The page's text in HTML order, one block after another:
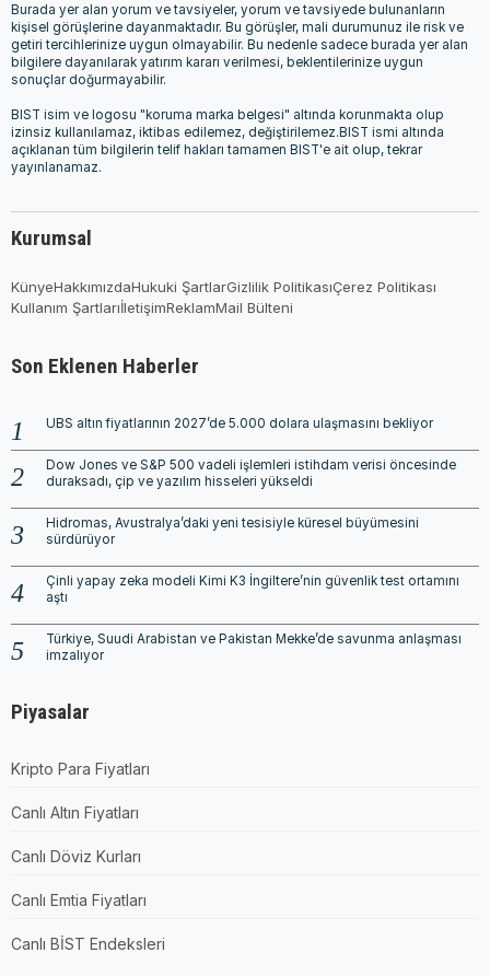
Burada yer alan yorum ve tavsiyeler, yorum ve tavsiyede bulunanların
kişisel görüşlerine dayanmaktadır. Bu görüşler, mali durumunuz ile risk ve
getiri tercihlerinize uygun olmayabilir. Bu nedenle sadece burada yer alan
bilgilere dayanılarak yatırım kararı verilmesi, beklentilerinize uygun
sonuçlar doğurmayabilir.
BIST isim ve logosu "koruma marka belgesi" altında korunmakta olup
izinsiz kullanılamaz, iktibas edilemez, değiştirilemez.BIST ismi altında
açıklanan tüm bilgilerin telif hakları tamamen BIST'e ait olup, tekrar
yayınlanamaz.
Kurumsal
KünyeHakkımızdaHukuki ŞartlarGizlilik PolitikasıÇerez Politikası
Kullanım ŞartlarıİletişimReklamMail Bülteni
Son Eklenen Haberler
UBS altın fiyatlarının 2027’de 5.000 dolara ulaşmasını bekliyor
Dow Jones ve S&P 500 vadeli işlemleri istihdam verisi öncesinde
duraksadı, çip ve yazılım hisseleri yükseldi
Hidromas, Avustralya’daki yeni tesisiyle küresel büyümesini
sürdürüyor
Çinli yapay zeka modeli Kimi K3 İngiltere’nin güvenlik test ortamını
aştı
Türkiye, Suudi Arabistan ve Pakistan Mekke’de savunma anlaşması
imzalıyor
Piyasalar
Kripto Para Fiyatları
Canlı Altın Fiyatları
Canlı Döviz Kurları
Canlı Emtia Fiyatları
Canlı BİST Endeksleri